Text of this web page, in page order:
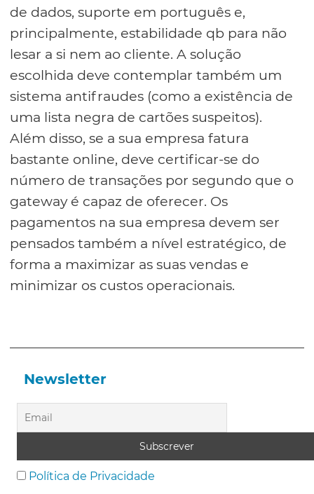
de dados, suporte em português e,
principalmente, estabilidade qb para não
lesar a si nem ao cliente. A solução
escolhida deve contemplar também um
sistema antifraudes (como a existência de
uma lista negra de cartões suspeitos).
Além disso, se a sua empresa fatura
bastante online, deve certificar-se do
número de transações por segundo que o
gateway é capaz de oferecer. Os
pagamentos na sua empresa devem ser
pensados também a nível estratégico, de
forma a maximizar as suas vendas e
minimizar os custos operacionais.
Newsletter
Política de Privacidade